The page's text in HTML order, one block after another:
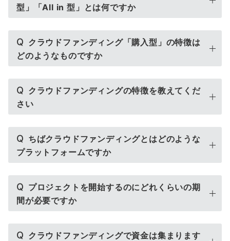
型」「All in 型」とは何ですか
Q クラウドファンディング「購入型」の特徴は
どのようなものですか
Q クラウドファンディングの特徴を教えてくだ
さい
Q ちばクラウドファンディングとはどのような
プラットフォームですか
Q プロジェクトを開始するのにどれくらいの期
間が必要ですか
Q クラウドファンディングで資金は集まります